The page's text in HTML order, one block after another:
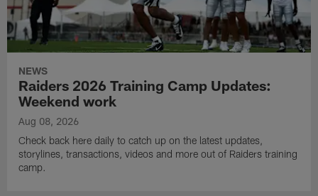
NEWS
Raiders 2026 Training Camp Updates:
Weekend work
Aug 08, 2026
Check back here daily to catch up on the latest updates,
storylines, transactions, videos and more out of Raiders training
camp.